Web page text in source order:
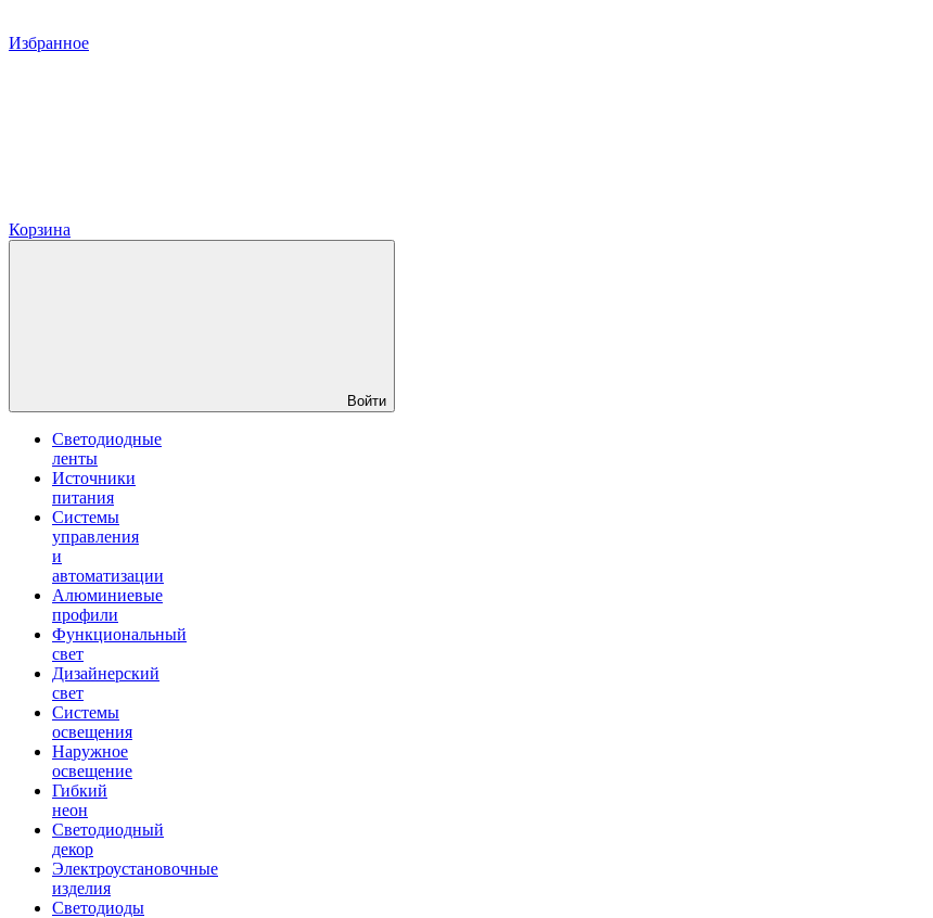
Избранное
Корзина
Войти
Светодиодные
ленты
Источники
питания
Системы
управления
и
автоматизации
Алюминиевые
профили
Функциональный
свет
Дизайнерский
свет
Системы
освещения
Наружное
освещение
Гибкий
неон
Светодиодный
декор
Электроустановочные
изделия
Светодиоды